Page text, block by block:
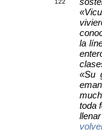
122
la
«Su
toda